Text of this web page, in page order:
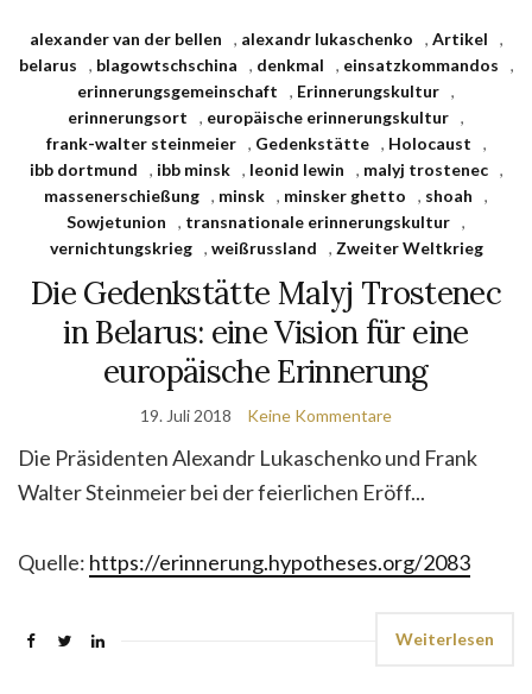
alexander van der bellen , alexandr lukaschenko , Artikel
,
belarus
, blagowtschschina , denkmal , einsatzkommandos
,
erinnerungsgemeinschaft
, Erinnerungskultur ,
erinnerungsort
, europäische erinnerungskultur ,
frank-walter steinmeier
, Gedenkstätte , Holocaust
,
ibb dortmund
, ibb minsk , leonid lewin , malyj trostenec
,
massenerschießung , minsk , minsker ghetto , shoah
,
Sowjetunion
, transnationale erinnerungskultur ,
vernichtungskrieg
, weißrussland , Zweiter Weltkrieg
Die Gedenkstätte Malyj Trostenec
in Belarus: eine Vision für eine
europäische Erinnerung
19. Juli 2018 Keine Kommentare
Die Präsidenten Alexandr Lukaschenko und Frank
Walter Steinmeier bei der feierlichen Eröff...
Quelle: https://erinnerung.hypotheses.org/2083
Weiterlesen